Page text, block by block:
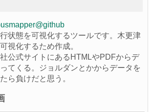
状態を可視化するツールです。木更津
視化するため作成。
公式サイトにあるHTMLやPDFからデ
てくる。ジョルダンとかからデータを
ら負けだと思う。